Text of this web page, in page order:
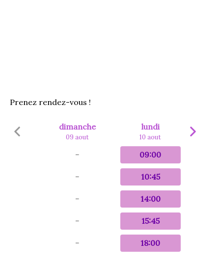
Prenez rendez-vous !
dimanche
09 aout
-
-
-
-
-
lundi
10 aout
09:00
10:45
14:00
15:45
18:00